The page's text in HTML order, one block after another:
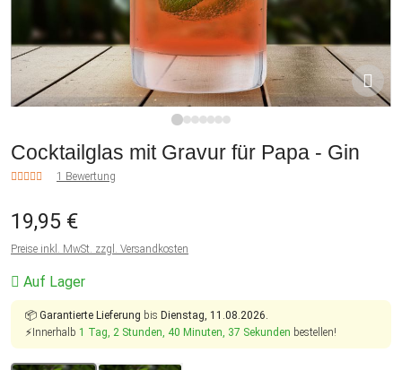
Cocktailglas mit Gravur für Papa - Gin
1 Bewertung
19,95 €
Preise inkl. MwSt. zzgl. Versandkosten
Auf Lager
📦 Garantierte Lieferung bis Dienstag, 11.08.2026.
⚡Innerhalb 1 Tag, 2 Stunden, 40 Minuten, 37 Sekunden bestellen!